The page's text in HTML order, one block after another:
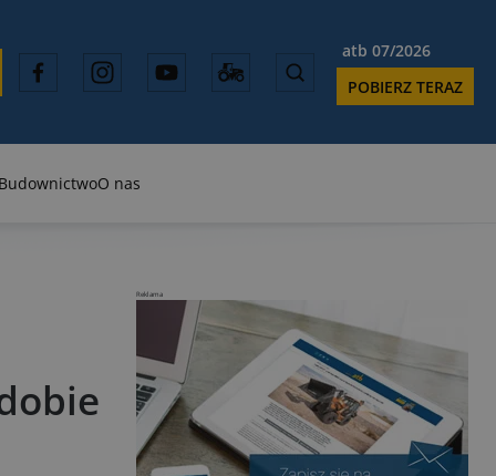
atb 07/2026
POBIERZ TERAZ
BudownictwoO nas
Reklama